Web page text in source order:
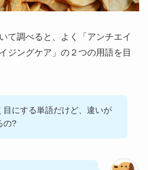
て調べると、よく「アンチエイ
ジングケア」の２つの用語を目
目にする単語だけど、違いが
の?